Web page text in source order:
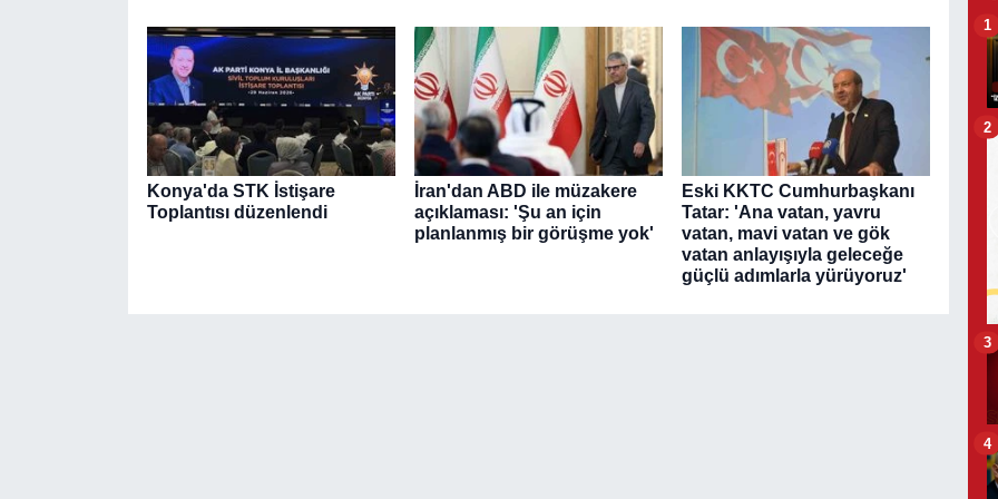
Konya'da STK İstişare
Toplantısı düzenlendi
İran'dan ABD ile müzakere
açıklaması: 'Şu an için
planlanmış bir görüşme yok'
Eski KKTC Cumhurbaşkanı
Tatar: 'Ana vatan, yavru
vatan, mavi vatan ve gök
vatan anlayışıyla geleceğe
güçlü adımlarla yürüyoruz'
1
2
3
4